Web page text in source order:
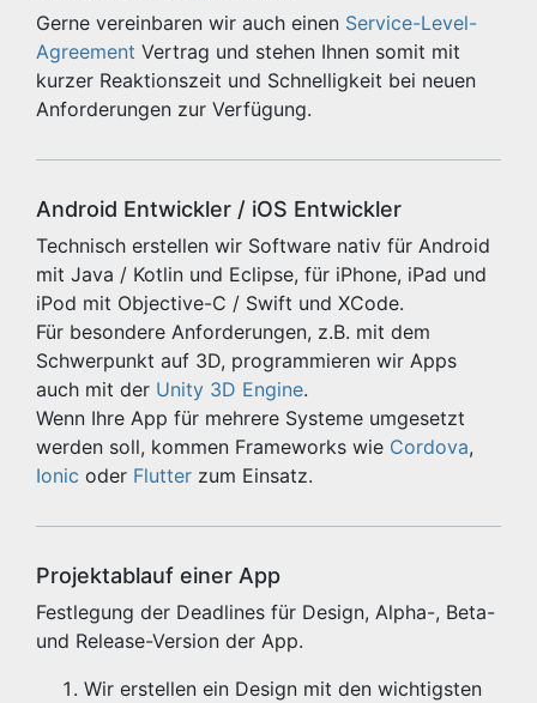
Gerne vereinbaren wir auch einen Service-Level-
Agreement Vertrag und stehen Ihnen somit mit
kurzer Reaktionszeit und Schnelligkeit bei neuen
Anforderungen zur Verfügung.
Android Entwickler / iOS Entwickler
Technisch erstellen wir Software nativ für Android
mit Java / Kotlin und Eclipse, für iPhone, iPad und
iPod mit Objective-C / Swift und XCode.
Für besondere Anforderungen, z.B. mit dem
Schwerpunkt auf 3D, programmieren wir Apps
auch mit der Unity 3D Engine.
Wenn Ihre App für mehrere Systeme umgesetzt
werden soll, kommen Frameworks wie Cordova,
Ionic oder Flutter zum Einsatz.
Projektablauf einer App
Festlegung der Deadlines für Design, Alpha-, Beta-
und Release-Version der App.
Wir erstellen ein Design mit den wichtigsten